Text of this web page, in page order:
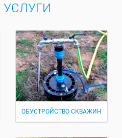
ОБУСТРОЙСТВО СКВАЖИН